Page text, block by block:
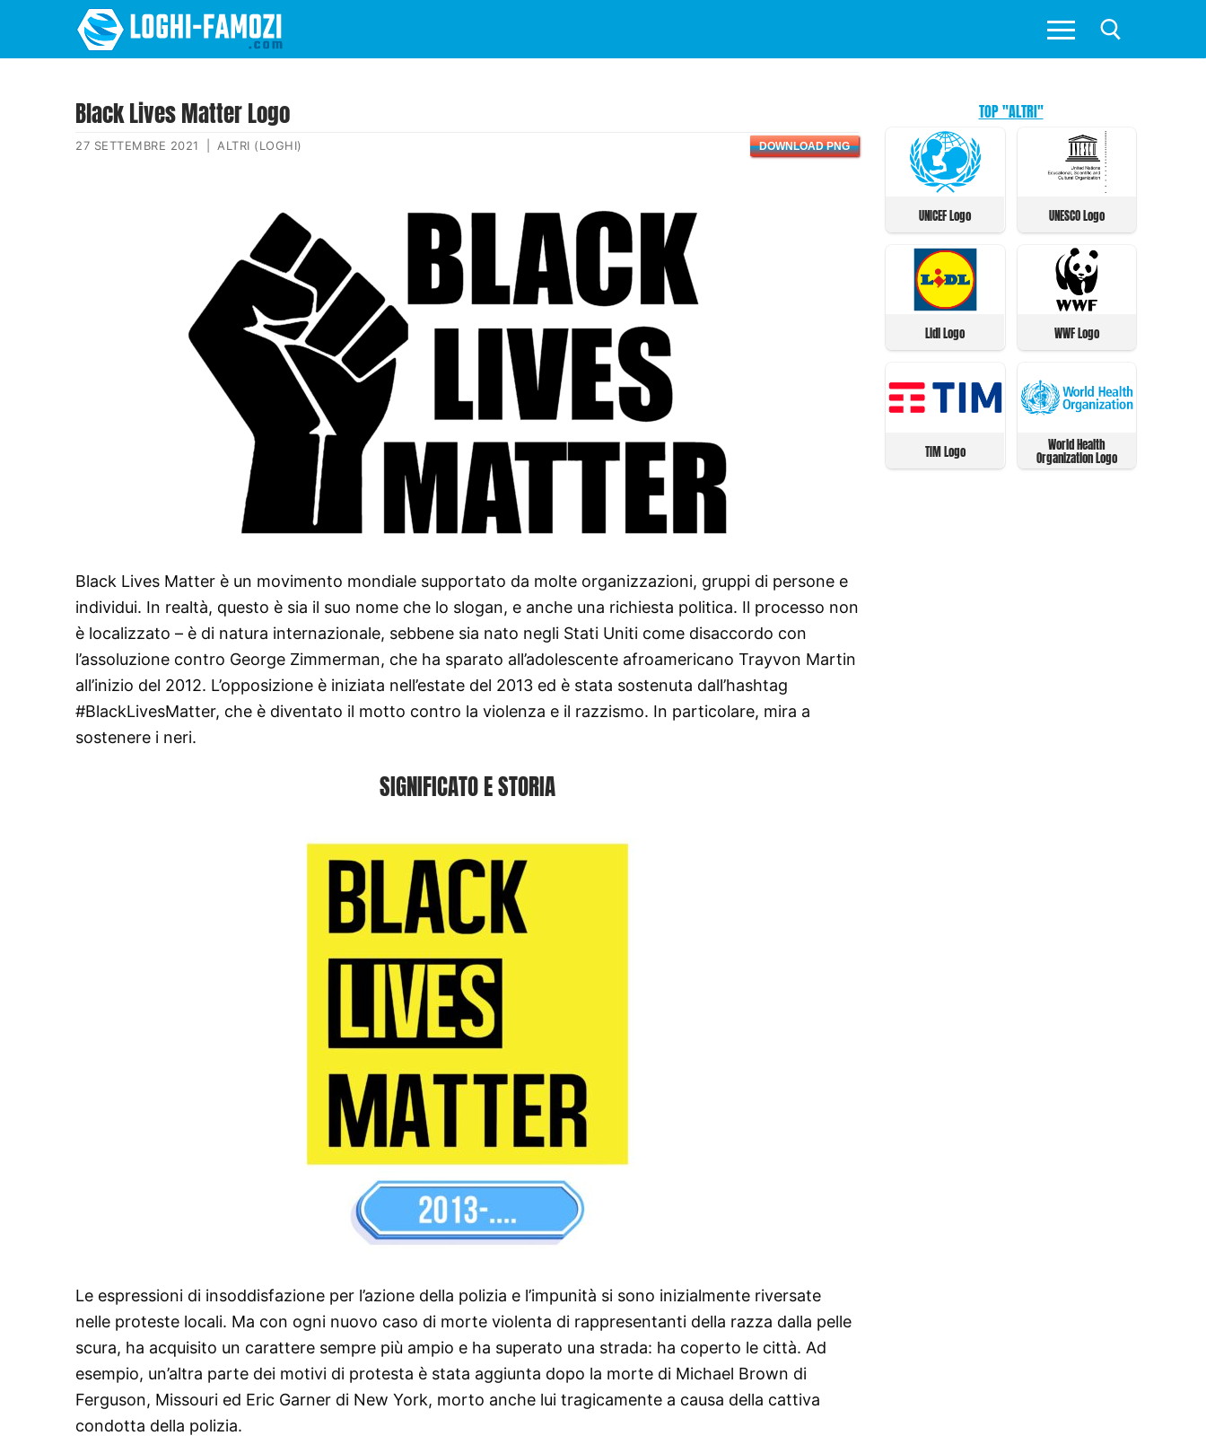
Black Lives Matter Logo
27 SETTEMBRE 2021 ALTRI (LOGHI) DOWNLOAD PNG
Black Lives Matter è un movimento mondiale supportato da molte organizzazioni, gruppi di persone e
individui. In realtà, questo è sia il suo nome che lo slogan, e anche una richiesta politica. Il processo non
è localizzato – è di natura internazionale, sebbene sia nato negli Stati Uniti come disaccordo con
l’assoluzione contro George Zimmerman, che ha sparato all’adolescente afroamericano Trayvon Martin
all’inizio del 2012. L’opposizione è iniziata nell’estate del 2013 ed è stata sostenuta dall’hashtag
#BlackLivesMatter, che è diventato il motto contro la violenza e il razzismo. In particolare, mira a
sostenere i neri.
SIGNIFICATO E STORIA
Le espressioni di insoddisfazione per l’azione della polizia e l’impunità si sono inizialmente riversate
nelle proteste locali. Ma con ogni nuovo caso di morte violenta di rappresentanti della razza dalla pelle
scura, ha acquisito un carattere sempre più ampio e ha superato una strada: ha coperto le città. Ad
esempio, un’altra parte dei motivi di protesta è stata aggiunta dopo la morte di Michael Brown di
Ferguson, Missouri ed Eric Garner di New York, morto anche lui tragicamente a causa della cattiva
condotta della polizia.
TOP "ALTRI"
UNICEF Logo UNESCO Logo
Lidl Logo WWF Logo
TIM Logo World Health
Organization Logo